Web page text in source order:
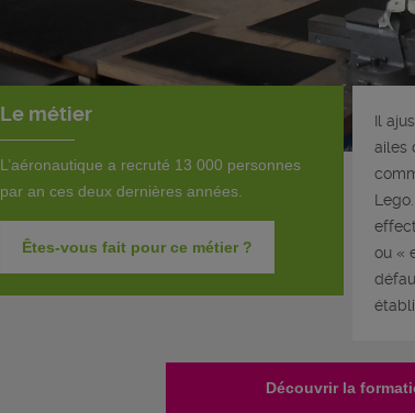
Le métier
L’aéronautique a recruté 13 000 personnes
par an ces deux dernières années.
Êtes-vous fait pour ce métier ?
Il
ailes
ou «
établi.
Découvrir la